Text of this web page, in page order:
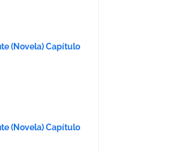
(Novela) Capítulo
(Novela) Capítulo